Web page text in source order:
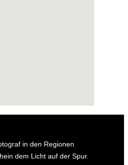
in den Regionen
dem Licht auf der Spur.